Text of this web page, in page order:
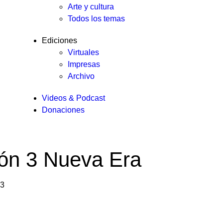
Arte y cultura
Todos los temas
Ediciones
Virtuales
Impresas
Archivo
Videos & Podcast
Donaciones
3 Nueva Era